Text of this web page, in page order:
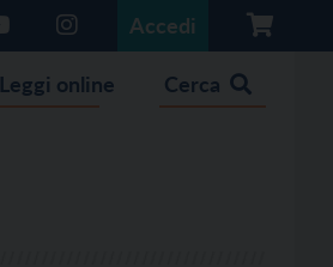
Accedi
Leggi online Cerca